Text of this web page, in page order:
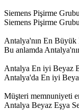
Siemens Pişirme
Siemens Pişirme
Antalya'nın En Büyük
Bu anlamda
Antalya En iyi Beyaz
Antalya'da En iyi
Müşteri memnuniyeti
Antalya Beyaz Eşya